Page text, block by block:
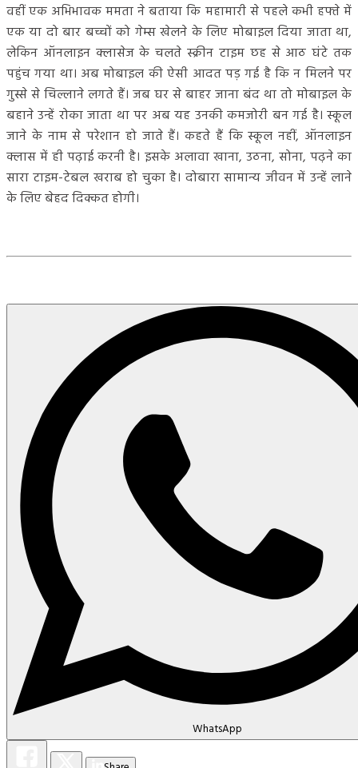
वहीं एक अभिभावक ममता ने बताया कि महामारी से पहले कभी हफ्ते में
एक या दो बार बच्चों को गेम्स खेलने के लिए मोबाइल दिया जाता था,
लेकिन ऑनलाइन क्लासेज के चलते स्क्रीन टाइम छह से आठ घंटे तक
पहुंच गया था। अब मोबाइल की ऐसी आदत पड़ गई है कि न मिलने पर
गुस्से से चिल्लाने लगते हैं। जब घर से बाहर जाना बंद था तो मोबाइल के
बहाने उन्हें रोका जाता था पर अब यह उनकी कमजोरी बन गई है। स्कूल
जाने के नाम से परेशान हो जाते हैं। कहते हैं कि स्कूल नहीं, ऑनलाइन
क्लास में ही पढ़ाई करनी है। इसके अलावा खाना, उठना, सोना, पढ़ने का
सारा टाइम-टेबल खराब हो चुका है। दोबारा सामान्य जीवन में उन्हें लाने
के लिए बेहद दिक्कत होगी।
WhatsApp